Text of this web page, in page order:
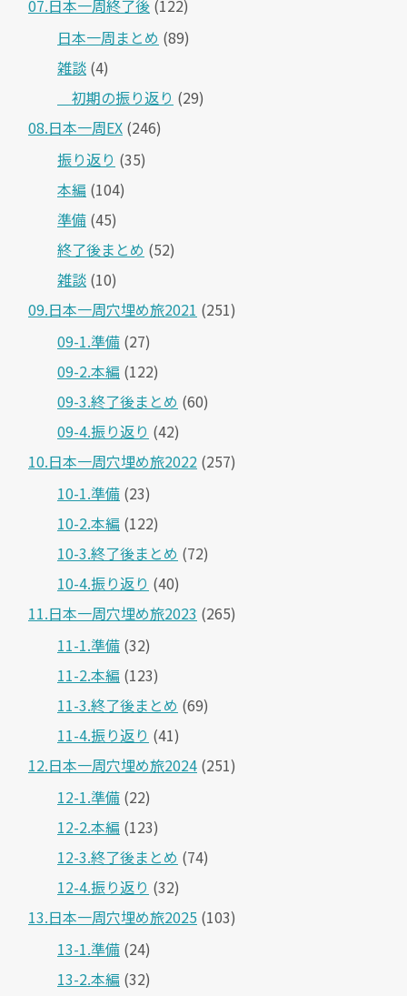
07.日本一周終了後 (122)
日本一周まとめ (89)
雑談 (4)
＿初期の振り返り (29)
08.日本一周EX (246)
振り返り (35)
本編 (104)
準備 (45)
終了後まとめ (52)
雑談 (10)
09.日本一周穴埋め旅2021 (251)
09-1.準備 (27)
09-2.本編 (122)
09-3.終了後まとめ (60)
09-4.振り返り (42)
10.日本一周穴埋め旅2022 (257)
10-1.準備 (23)
10-2.本編 (122)
10-3.終了後まとめ (72)
10-4.振り返り (40)
11.日本一周穴埋め旅2023 (265)
11-1.準備 (32)
11-2.本編 (123)
11-3.終了後まとめ (69)
11-4.振り返り (41)
12.日本一周穴埋め旅2024 (251)
12-1.準備 (22)
12-2.本編 (123)
12-3.終了後まとめ (74)
12-4.振り返り (32)
13.日本一周穴埋め旅2025 (103)
13-1.準備 (24)
13-2.本編 (32)